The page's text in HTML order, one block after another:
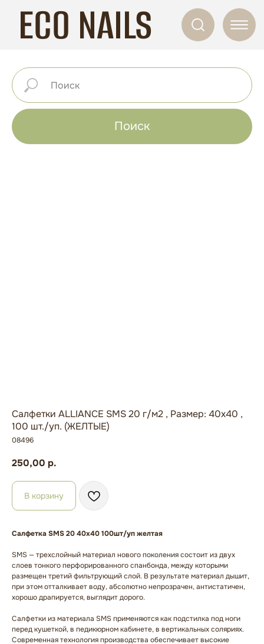
ECO NAILS
Поиск
Салфетки ALLIANCE SMS 20 г/м2 , Размер: 40х40 ,
100 шт./уп. (ЖЕЛТЫЕ)
08496
250,00 р.
В корзину
Салфетка SMS 20 40х40 100шт/уп желтая
SMS — трехслойный материал нового поколения состоит из двух
слоев тонкого перфорированного спанбонда, между которыми
размещен третий фильтрующий слой. В результате материал дышит,
при этом отталкивает воду, абсолютно непрозрачен, антистатичен,
хорошо драпируется, выглядит дорого.
Салфетки из материала SMS применяются как подстилка под ноги
перед кушеткой, в педикюрном кабинете, в вертикальных соляриях.
Современная технология производства обеспечивает высокие
БРЕНДЫ
ГЛАВНАЯ